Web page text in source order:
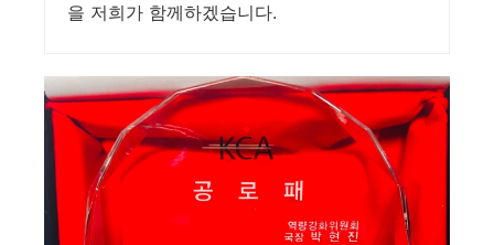
을 저희가 함께하겠습니다.